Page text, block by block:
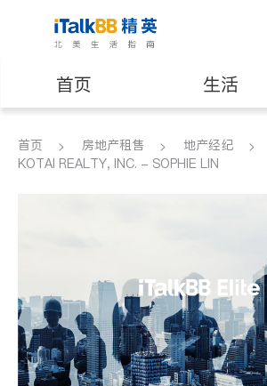
首页 生活
医生 律师
养老 非盈利组织
首页 房地产租售 地产经纪
KOTAI REALTY, INC. - SOPHIE LIN